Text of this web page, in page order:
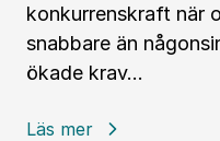
konkurrenskraft när
snabbare än
ökade krav…
Läs mer
: